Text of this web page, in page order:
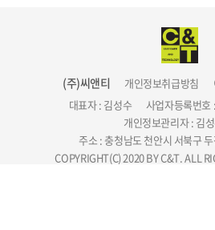
(주)씨앤티 개인정보취급방침
대표자 : 김성수
사업자등록번
개인정보관리자 : 김
주소 : 충청남도 천안시 서북구
COPYRIGHT(C) 2020 BY C&T. ALL